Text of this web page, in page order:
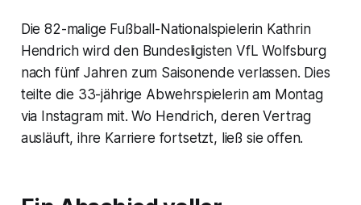
Die 82-malige Fußball-Nationalspielerin Kathrin
Hendrich wird den Bundesligisten VfL Wolfsburg
nach fünf Jahren zum Saisonende verlassen. Dies
teilte die 33-jährige Abwehrspielerin am Montag
via Instagram mit. Wo Hendrich, deren Vertrag
ausläuft, ihre Karriere fortsetzt, ließ sie offen.